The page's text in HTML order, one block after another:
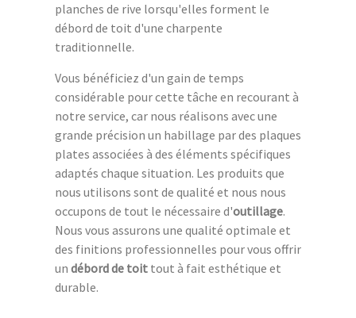
planches de rive lorsqu'elles forment le
débord de toit d'une charpente
traditionnelle.
Vous bénéficiez d'un gain de temps
considérable pour cette tâche en recourant à
notre service, car nous réalisons avec une
grande précision un habillage par des plaques
plates associées à des éléments spécifiques
adaptés chaque situation. Les produits que
nous utilisons sont de qualité et nous nous
occupons de tout le nécessaire d'outillage.
Nous vous assurons une qualité optimale et
des finitions professionnelles pour vous offrir
un débord de toit tout à fait esthétique et
durable.